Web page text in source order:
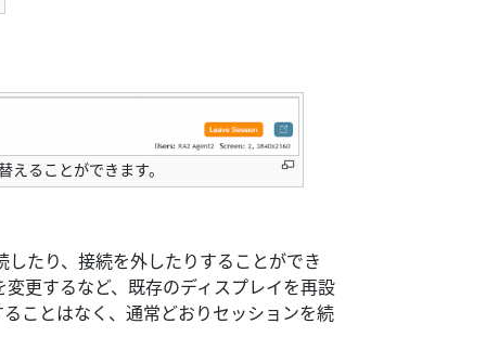
ることができます。
たり、接続を外したりすることができ
更するなど、既存のディスプレイを再設
ことはなく、通常どおりセッションを続